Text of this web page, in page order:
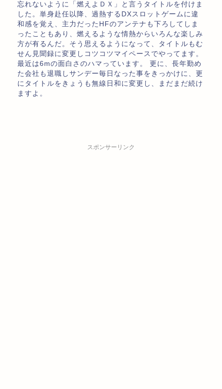
忘れないように「燃えよＤＸ」と言うタイトルを付けま
した。単身赴任以降、過熱するDXスロットゲームに違
和感を覚え、主力だったHFのアンテナも下ろしてしま
ったこともあり、燃えるような情熱からいろんな楽しみ
方が有るんだ。そう思えるようになって、タイトルもむ
せん見聞録に変更しコツコツマイペースでやってます。
最近は6mの面白さのハマっています。 更に、長年勤め
た会社も退職しサンデー毎日なった事をきっかけに、更
にタイトルをきょうも無線日和に変更し、まだまだ続け
ますよ。
スポンサーリンク